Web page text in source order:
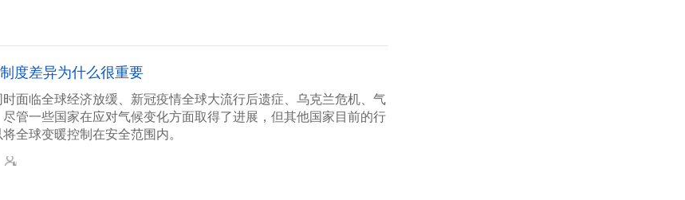
度差异为什么很重要
面临全球经济放缓、新冠疫情全球大流行后遗症、乌克兰危机、气
管一些国家在应对气候变化方面取得了进展，但其他国家目前的行
全球变暖控制在安全范围内。